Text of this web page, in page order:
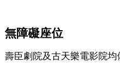
無障礙座位
壽臣劇院及古天樂電影院均